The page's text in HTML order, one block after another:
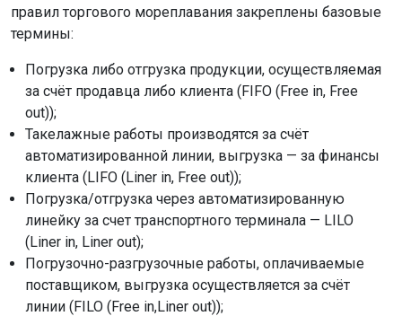
правил торгового мореплавания закреплены базовые
термины:
Погрузка либо отгрузка продукции, осуществляемая
за счёт продавца либо клиента (FIFO (Free in, Free
out));
Такелажные работы производятся за счёт
автоматизированной линии, выгрузка — за финансы
клиента (LIFO (Liner in, Free out));
Погрузка/отгрузка через автоматизированную
линейку за счет транспортного терминала — LILO
(Liner in, Liner out);
Погрузочно-разгрузочные работы, оплачиваемые
поставщиком, выгрузка осуществляется за счёт
линии (FILO (Free in,Liner out));